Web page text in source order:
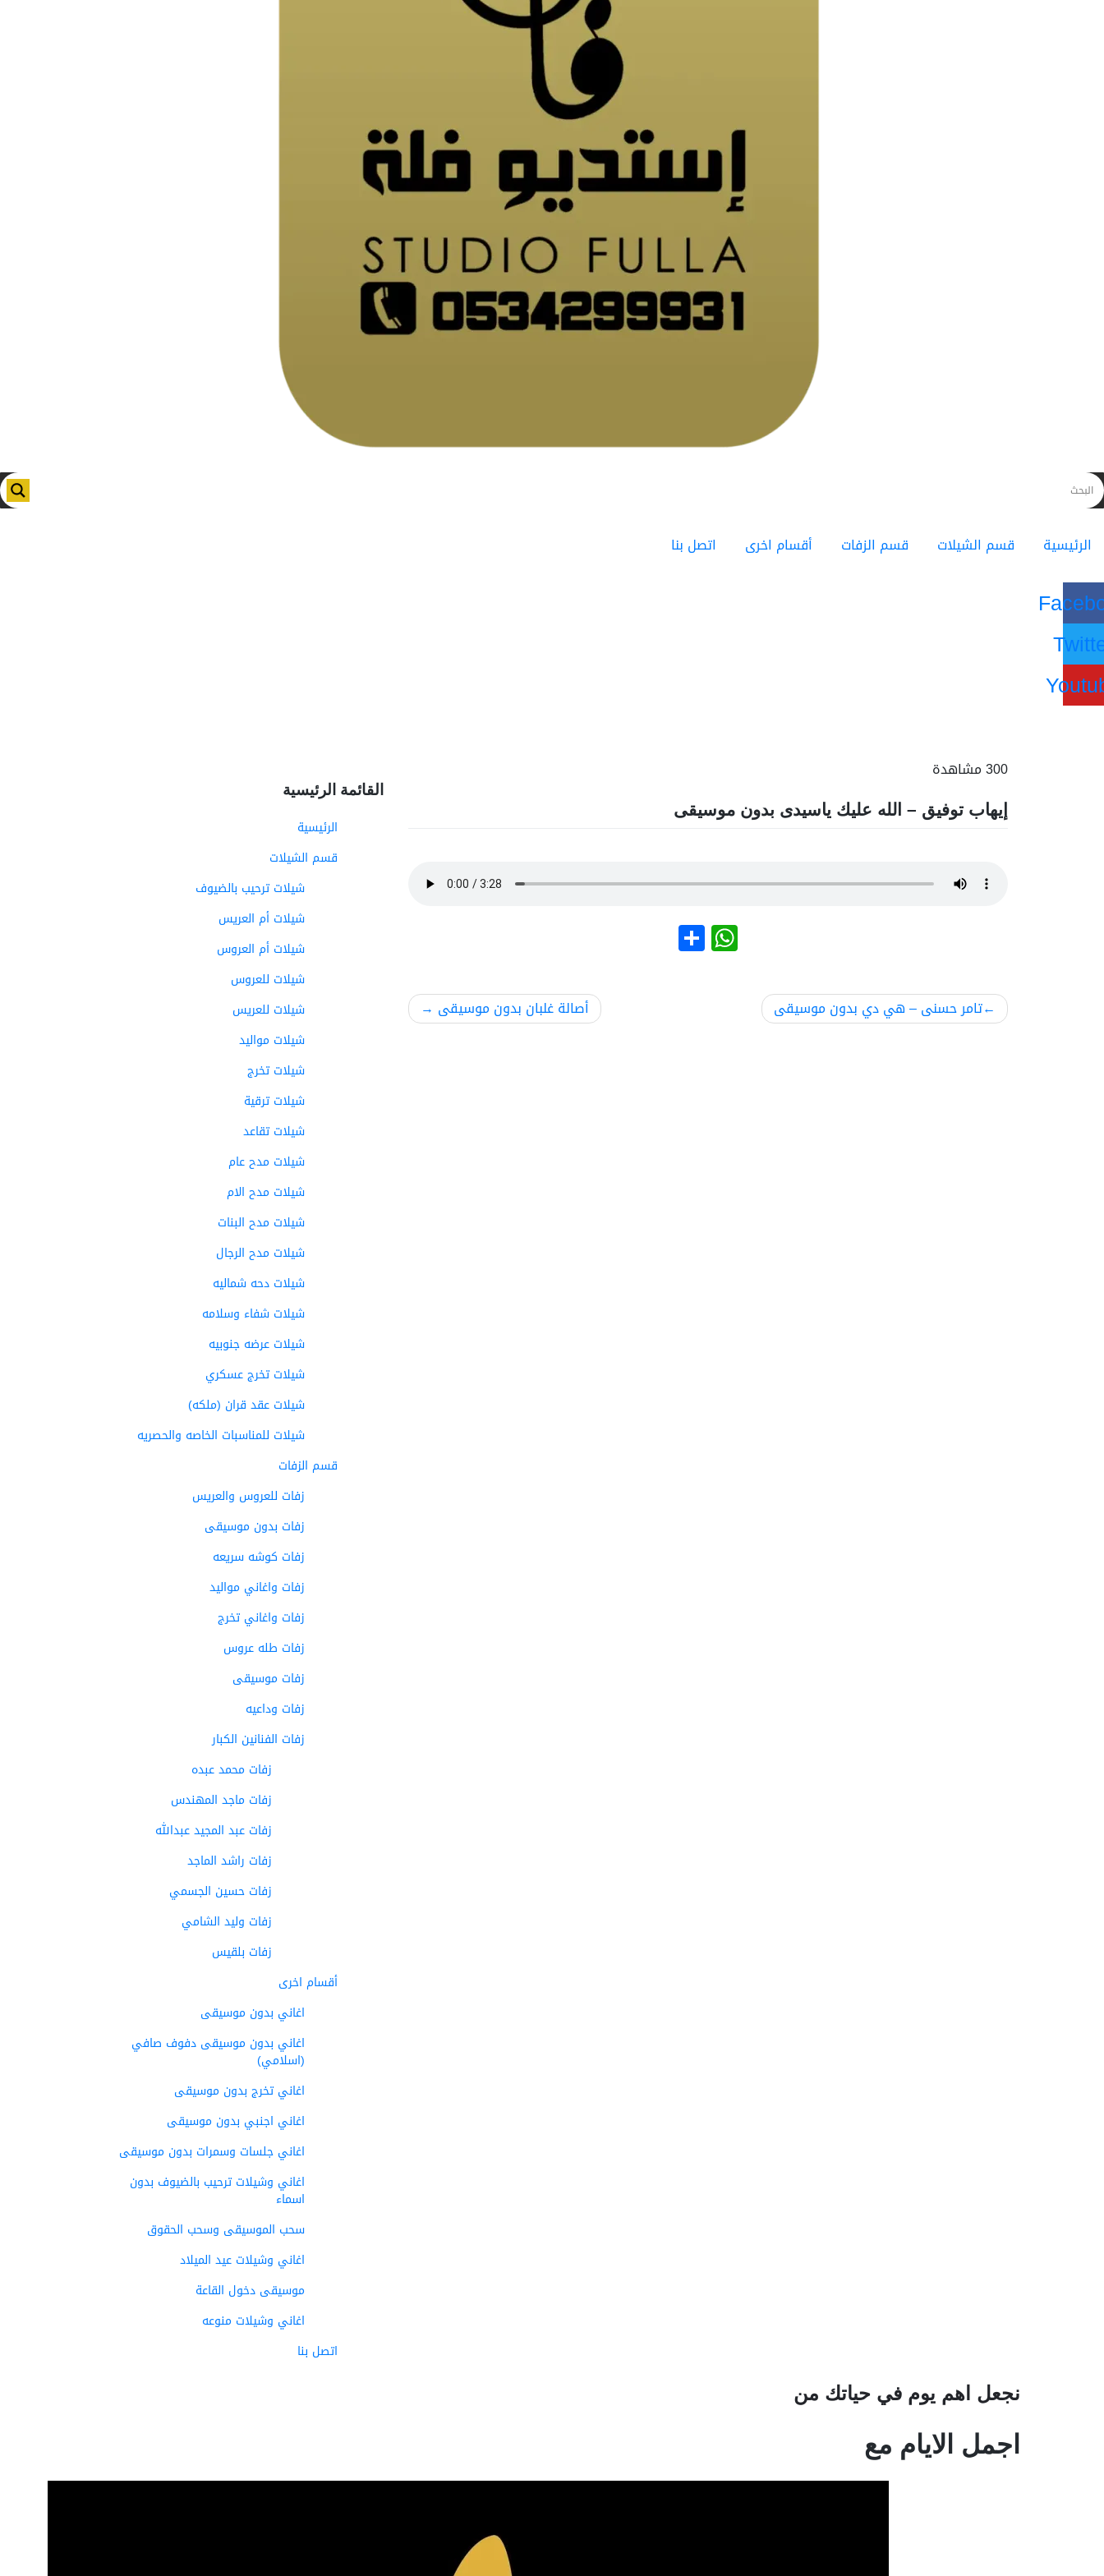
الرئيسية قسم الشيلات قسم الزفات أقسام اخرى اتصل بنا
300 مشاهدة
إيهاب توفيق – الله عليك ياسيدى بدون موسيقى
WhatsApp
تصفّح
المقالات
تامر حسنى – هي دي بدون موسيقى أصالة غلبان بدون موسيقى
القائمة الرئيسية
الرئيسية
قسم الشيلات
شيلات ترحيب بالضيوف
شيلات أم العريس
شيلات أم العروس
شيلات للعروس
شيلات للعريس
شيلات مواليد
شيلات تخرج
شيلات ترقية
شيلات تقاعد
شيلات مدح عام
شيلات مدح الام
شيلات مدح البنات
شيلات مدح الرجال
شيلات دحه شماليه
شيلات شفاء وسلامه
شيلات عرضه جنوبيه
شيلات تخرج عسكري
شيلات عقد قران (ملكه)
شيلات للمناسبات الخاصه والحصريه
قسم الزفات
زفات للعروس والعريس
زفات بدون موسيقى
زفات كوشه سريعه
زفات واغاني مواليد
زفات واغاني تخرج
زفات طله عروس
زفات موسيقى
زفات وداعيه
زفات الفنانين الكبار
زفات محمد عبده
زفات ماجد المهندس
زفات عبد المجيد عبدالله
زفات راشد الماجد
زفات حسين الجسمي
زفات وليد الشامي
زفات بلقيس
أقسام اخرى
اغاني بدون موسيقى
اغاني بدون موسيقى دفوف صافي
(اسلامي)
اغاني تخرج بدون موسيقى
اغاني اجنبي بدون موسيقى
اغاني جلسات وسمرات بدون موسيقى
اغاني وشيلات ترحيب بالضيوف بدون
اسماء
سحب الموسيقى وسحب الحقوق
اغاني وشيلات عيد الميلاد
موسيقى دخول القاعة
اغاني وشيلات منوعه
اتصل بنا
نجعل اهم يوم في حياتك من
اجمل الايام مع